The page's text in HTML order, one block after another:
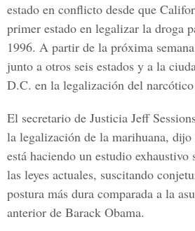
estado en conflicto desde que
primer estado en legalizar la droga
1996. A partir de la próxima
junto a otros seis estados y a la
D.C. en la legalización del
El secretario de Justicia Jeff
la legalización de la marihuana, dijo
está haciendo un estudio exhaustivo
las leyes actuales, suscitando
postura más dura comparada a la
anterior de Barack Obama.